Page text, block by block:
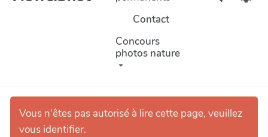
Contact
Concours
photos nature
Vous n'êtes pas autorisé à lire cette page, veuillez
vous identifier.